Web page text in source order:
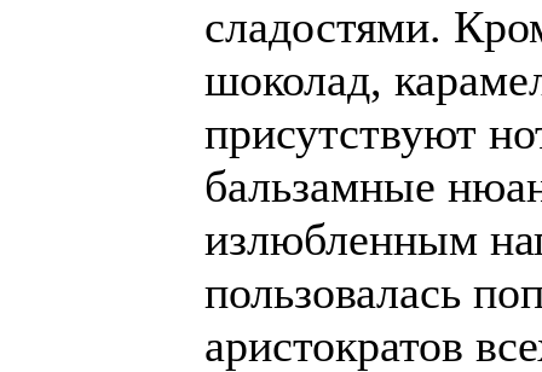
сладостями.
шоколад,
присутствуют
бальзамные
излюбленным
пользовалась
аристократов